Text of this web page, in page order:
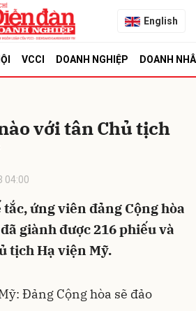
English
VCCI DOANH NGHIỆP DOANH
với tân Chủ tịch
04:00
ứng viên đảng Cộng hòa
giành được 216 phiếu và
tịch Hạ viện Mỹ.
Đảng Cộng hòa sẽ đảo
Hủy